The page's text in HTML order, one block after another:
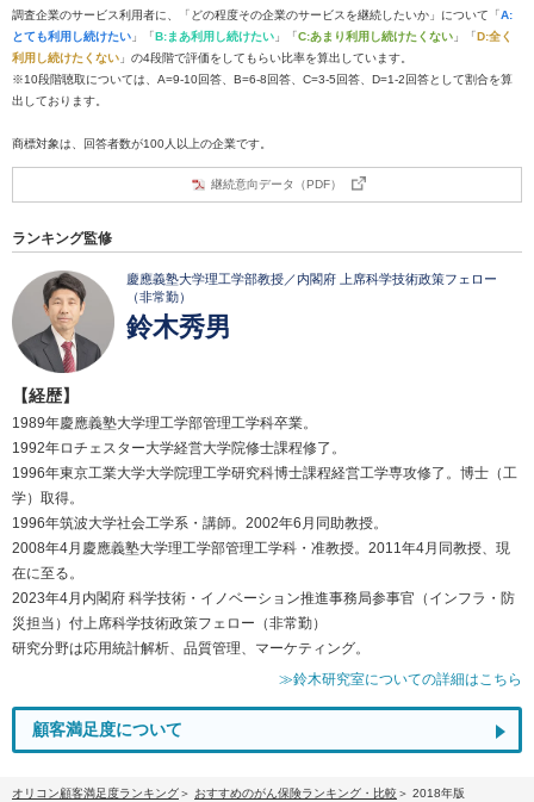
調査企業のサービス利用者に、「どの程度その企業のサービスを継続したいか」について「A:
とても利用し続けたい 」「B:まあ利用し続けたい 」「C:あまり利用し続けたくない 」「D:全く
利用し続けたくない 」の4段階で評価をしてもらい比率を算出しています。
※10段階聴取については、A=9-10回答、B=6-8回答、C=3-5回答、D=1-2回答として割合を算
出しております。
商標対象は、回答者数が100人以上の企業です。
継続意向データ（PDF）
ランキング監修
慶應義塾大学理工学部教授／内閣府 上席科学技術政策フェロー
（非常勤）
鈴木秀男
【経歴】
1989年慶應義塾大学理工学部管理工学科卒業。
1992年ロチェスター大学経営大学院修士課程修了。
1996年東京工業大学大学院理工学研究科博士課程経営工学専攻修了。博士（工
学）取得。
1996年筑波大学社会工学系・講師。2002年6月同助教授。
2008年4月慶應義塾大学理工学部管理工学科・准教授。2011年4月同教授、現
在に至る。
2023年4月内閣府 科学技術・イノベーション推進事務局参事官（インフラ・防
災担当）付上席科学技術政策フェロー（非常勤）
研究分野は応用統計解析、品質管理、マーケティング。
≫鈴木研究室についての詳細はこちら
顧客満足度について
オリコン顧客満足度ランキング おすすめのがん保険ランキング・比較 2018年版